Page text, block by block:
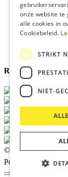
Home
Over ons
Blog
Cookies
Reviewmerk
© 2026 Kärcher
Powered by
onze website te
alle cookies in
Cookiebeleid.
STRIKT
NIET-